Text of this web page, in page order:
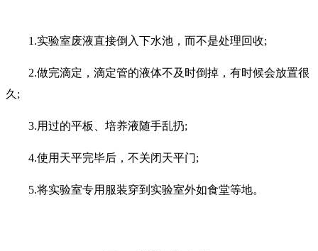
1.实验室废液直接倒入下水池，而不是处理回收;
2.做完滴定，滴定管的液体不及时倒掉，有时候会放置很
久;
3.用过的平板、培养液随手乱扔;
4.使用天平完毕后，不关闭天平门;
5.将实验室专用服装穿到实验室外如食堂等地。